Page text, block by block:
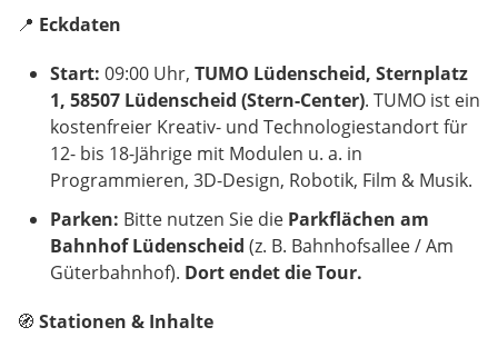
📍 Eckdaten
Start: 09:00 Uhr, TUMO Lüdenscheid, Sternplatz
1, 58507 Lüdenscheid (Stern-Center). TUMO ist ein
kostenfreier Kreativ- und Technologiestandort für
12- bis 18-Jährige mit Modulen u. a. in
Programmieren, 3D-Design, Robotik, Film & Musik.
Parken: Bitte nutzen Sie die Parkflächen am
Bahnhof Lüdenscheid (z. B. Bahnhofsallee / Am
Güterbahnhof). Dort endet die Tour.
🧭 Stationen & Inhalte